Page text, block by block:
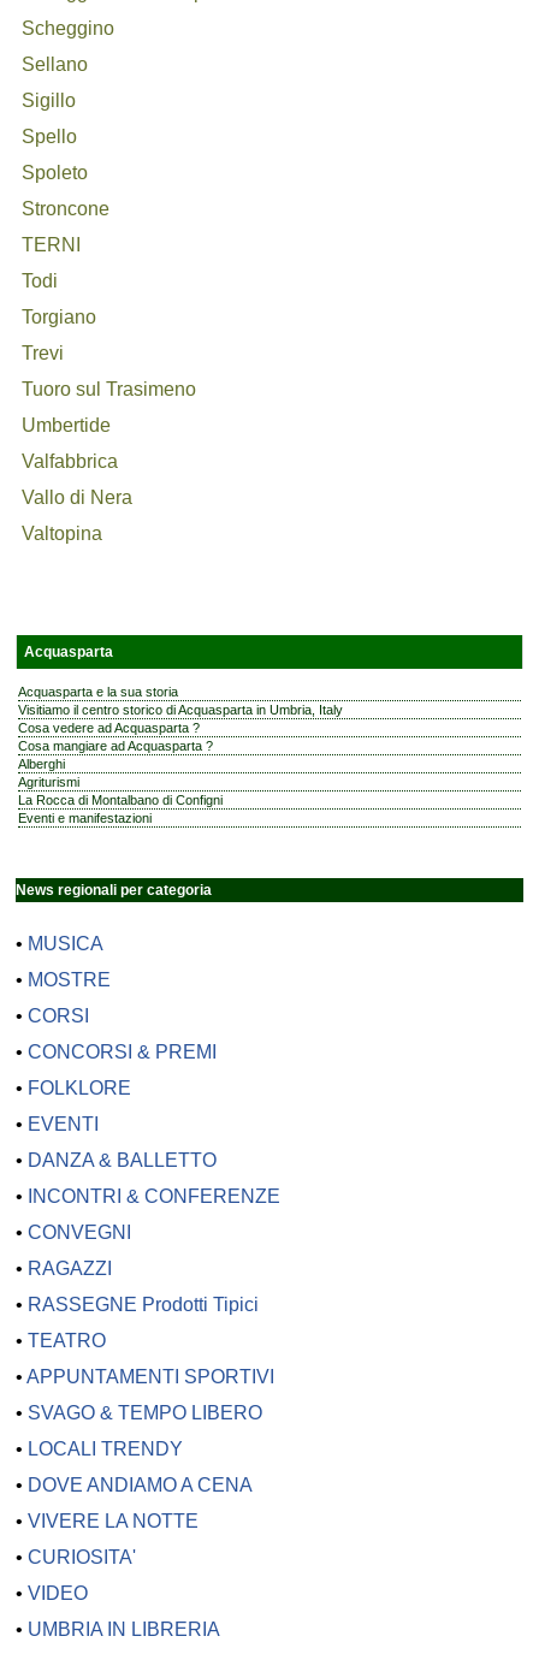
Scheggino
Sellano
Sigillo
Spello
Spoleto
Stroncone
TERNI
Todi
Torgiano
Trevi
Tuoro sul Trasimeno
Umbertide
Valfabbrica
Vallo di Nera
Valtopina
Acquasparta
Acquasparta e la sua storia
Visitiamo il centro storico di Acquasparta in Umbria, Italy
Cosa vedere ad Acquasparta ?
Cosa mangiare ad Acquasparta ?
Alberghi
Agriturismi
La Rocca di Montalbano di Configni
Eventi e manifestazioni
News regionali per categoria
• MUSICA
• MOSTRE
•CORSI
•CONCORSI & PREMI
• FOLKLORE
• EVENTI
• DANZA & BALLETTO
•
INCONTRI & CONFERENZE
•CONVEGNI
• RAGAZZI
• RASSEGNE Prodotti Tipici
•TEATRO
•APPUNTAMENTI SPORTIVI
• SVAGO & TEMPO LIBERO
• LOCALI TRENDY
• DOVE ANDIAMO A CENA
•VIVERE LA NOTTE
•CURIOSITA'
•VIDEO
• UMBRIA IN LIBRERIA